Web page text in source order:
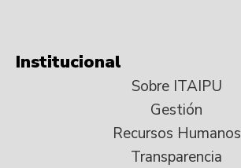
Institucional
Sobre ITAIPU
Gestión
Recursos Humanos
Transparencia